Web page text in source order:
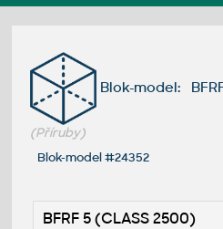
Blok-model:
(Příruby)
Blok-model #24352
BFRF 5 (CLASS 2500)